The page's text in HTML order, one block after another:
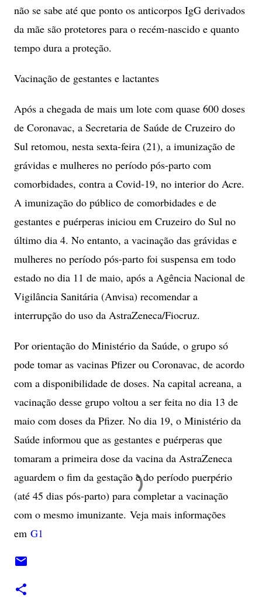
não se sabe até que ponto os anticorpos IgG derivados
da mãe são protetores para o recém-nascido e quanto
tempo dura a proteção.
Vacinação de gestantes e lactantes
Após a chegada de mais um lote com quase 600 doses
de Coronavac, a Secretaria de Saúde de Cruzeiro do
Sul retomou, nesta sexta-feira (21), a imunização de
grávidas e mulheres no período pós-parto com
comorbidades, contra a Covid-19, no interior do Acre.
A imunização do público de comorbidades e de
gestantes e puérperas iniciou em Cruzeiro do Sul no
último dia 4. No entanto, a vacinação das grávidas e
mulheres no período pós-parto foi suspensa em todo
estado no dia 11 de maio, após a Agência Nacional de
Vigilância Sanitária (Anvisa) recomendar a
interrupção do uso da AstraZeneca/Fiocruz.
Por orientação do Ministério da Saúde, o grupo só
pode tomar as vacinas Pfizer ou Coronavac, de acordo
com a disponibilidade de doses. Na capital acreana, a
vacinação desse grupo voltou a ser feita no dia 13 de
maio com doses da Pfizer. No dia 19, o Ministério da
Saúde informou que as gestantes e puérperas que
tomaram a primeira dose da vacina da AstraZeneca
aguardem o fim da gestação e do período puerpério
(até 45 dias pós-parto) para completar a vacinação
com o mesmo imunizante. Veja mais informações
em G1